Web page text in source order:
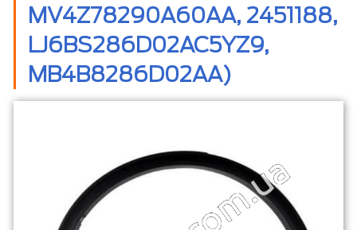
MV4Z78290A60AA, 2451188,
LJ6BS286D02AC5YZ9,
MB4B8286D02AA)